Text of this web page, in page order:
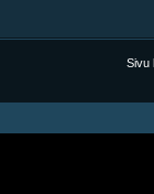
Sivu